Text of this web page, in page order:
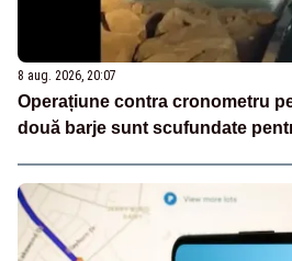
8 aug. 2026, 20:07
Operațiune contra cronometru
două barje sunt scufundate